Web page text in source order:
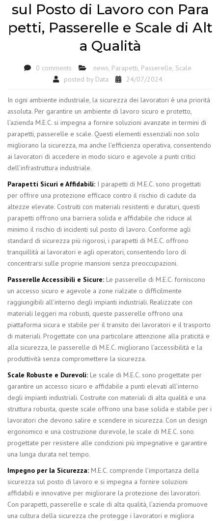
sul Posto di Lavoro con Para
petti, Passerelle e Scale di Alt
a Qualità
0 comments news Parapetti Passerelle Scale
posted by Data 24/07/2024
In ogni ambiente industriale, la sicurezza dei lavoratori è una priorità
assoluta. Per garantire un ambiente di lavoro sicuro e protetto,
l’azienda M.E.C. si impegna a fornire soluzioni avanzate in termini di
parapetti, passerelle e scale. Questi elementi essenziali non solo
migliorano la sicurezza, ma anche l’efficienza operativa, consentendo
ai lavoratori di accedere in modo sicuro e agevole a punti critici
dell’infrastruttura industriale.
Parapetti Sicuri e Affidabili: I parapetti di M.E.C. sono progettati
per offrire una protezione efficace contro il rischio di cadute da
altezze elevate. Costruiti con materiali resistenti e duraturi, questi
parapetti offrono una barriera solida e affidabile che riduce al
minimo il rischio di incidenti sul posto di lavoro. Conforme agli
standard di sicurezza più rigorosi, i parapetti di M.E.C. offrono
tranquillità ai lavoratori e agli operatori, consentendo loro di
concentrarsi sulle proprie mansioni senza preoccupazioni.
Passerelle Accessibili e Sicure: Le passerelle di M.E.C. forniscono
un accesso sicuro e agevole a zone rialzate o difficilmente
raggiungibili all’interno degli impianti industriali. Realizzate con
materiali leggeri ma robusti, queste passerelle offrono una
piattaforma sicura e stabile per il transito dei lavoratori e il trasporto
di materiali. Progettate con una particolare attenzione alla praticità e
alla sicurezza, le passerelle di M.E.C. migliorano l’accessibilità e la
produttività senza compromettere la sicurezza.
Scale Robuste e Durevoli: Le scale di M.E.C. sono progettate per
garantire un accesso sicuro e affidabile a punti elevati all’interno
degli impianti industriali. Costruite con materiali di alta qualità e una
struttura robusta, queste scale offrono una base solida e stabile per i
lavoratori che devono salire e scendere in sicurezza. Con un design
ergonomico e una costruzione durevole, le scale di M.E.C. sono
progettate per resistere alle condizioni più impegnative e garantire
una lunga durata nel tempo.
Impegno per la Sicurezza: M.E.C. comprende l’importanza della
sicurezza sul posto di lavoro e si impegna a fornire soluzioni
affidabili e innovative per migliorare la protezione dei lavoratori.
Con parapetti, passerelle e scale di alta qualità, l’azienda promuove
una cultura della sicurezza che protegge i lavoratori e migliora